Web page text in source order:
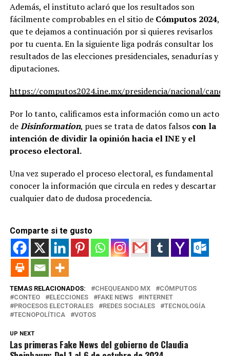
Además, el instituto aclaró que los resultados son
fácilmente comprobables en el sitio de Cómputos 2024,
que te dejamos a continuación por si quieres revisarlos
por tu cuenta. En la siguiente liga podrás consultar los
resultados de las elecciones presidenciales, senadurías y
diputaciones.
https://computos2024.ine.mx/presidencia/nacional/
Por lo tanto, calificamos esta información como un acto
deDisinformation, pues se trata de datos falsos con la
intención de dividir la opinión hacia el INE y el
proceso electoral.
Una vez superado el proceso electoral, es fundamental
conocer la información que circula en redes y descartar
cualquier dato de dudosa procedencia.
Comparte si te gusto
TEMAS RELACIONADOS: CHEQUEANDO MX
CÓMPUTOS
CONTEO
ELECCIONES FAKE NEWS
INTERNET
PROCESOS ELECTORALES
REDES SOCIALES
TECNOLOGÍA
TECNOPOLÍTICA
VOTOS
UP NEXT
Las primeras Fake News del gobierno de Claudia